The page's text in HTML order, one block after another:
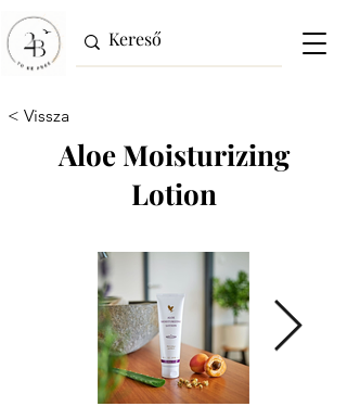
< Vissza
Aloe Moisturizing
Lotion